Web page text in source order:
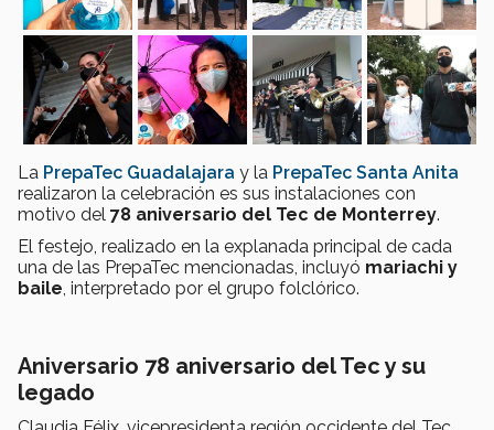
La PrepaTec Guadalajara y la PrepaTec Santa Anita
realizaron la celebración es sus instalaciones con
motivo del 78 aniversario del Tec de Monterrey.
El festejo, realizado en la explanada principal de cada
una de las PrepaTec mencionadas, incluyó mariachi y
baile , interpretado por el grupo folclórico.
Aniversario 78 aniversario del Tec y su
legado